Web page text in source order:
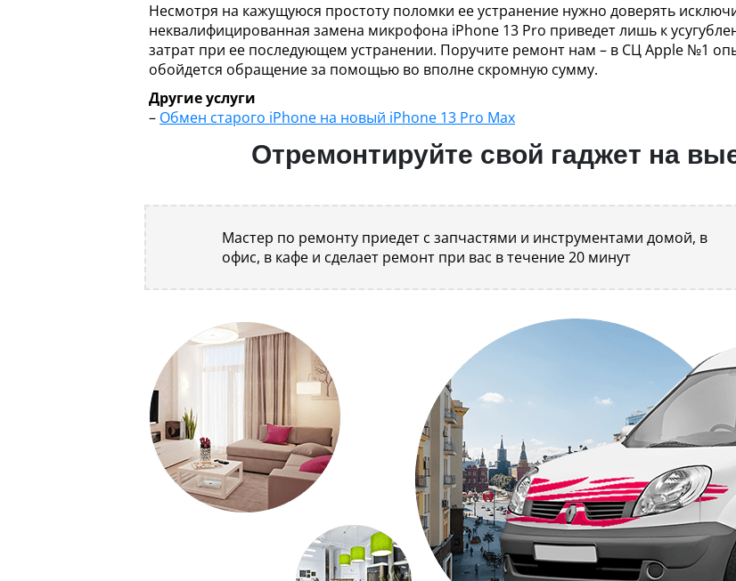
Несмотря на кажущуюся простоту поломки ее устранение нужно доверять
неквалифицированная замена микрофона iPhone 13 Pro приведет лишь к
затрат при ее последующем устранении. Поручите ремонт нам – в СЦ Apple №1
обойдется обращение за помощью во вполне скромную сумму.
Другие услуги
– Обмен старого iPhone на новый iPhone 13 Pro Max
Отремонтируйте свой гаджет на
Мастер по ремонту приедет с запчастями и инструментами домой, в
офис, в кафе и сделает ремонт при вас в течение 20 минут